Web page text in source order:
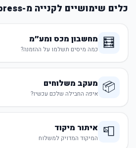
כלים שימושיים לקנייה מ-AliExpress
🧮 מחשבון מכס ומע״מ
כמה מיסים תשלמו על ההזמנה?
📦 מעקב משלוחים
איפה החבילה שלכם עכשיו?
📮 איתור מיקוד
המיקוד המדויק למשלוח